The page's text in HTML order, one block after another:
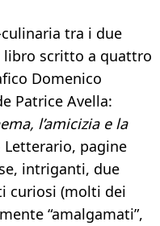
tra i due
scritto a quattro
Domenico
Patrice Avella:
l’amicizia e la
pagine
intriganti, due
curiosi (molti dei
“amalgamati”,